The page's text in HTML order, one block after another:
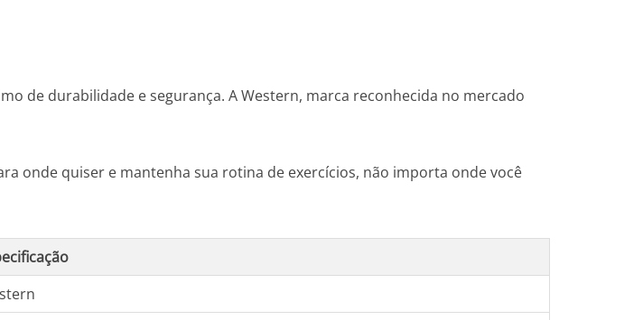
de durabilidade e segurança. A Western, marca reconhecida no mercado
onde quiser e mantenha sua rotina de exercícios, não importa onde você